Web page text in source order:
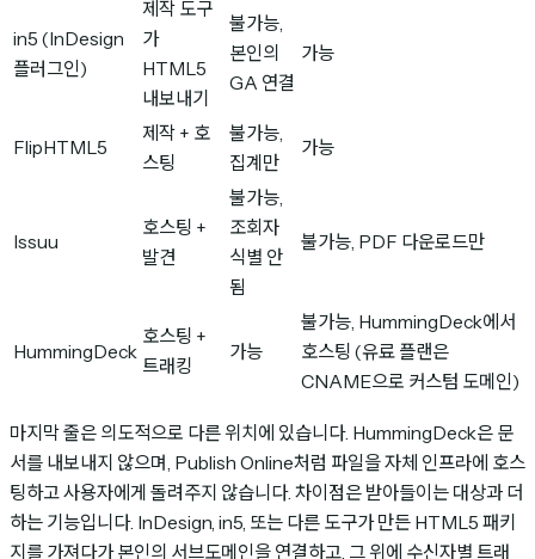
in5 (InDesign
플러그인)
제작 도구
가
HTML5
내보내기
불가능,
본인의
GA 연결
가능
FlipHTML5
제작 + 호
스팅
불가능,
집계만
가능
Issuu
호스팅 +
발견
불가능,
조회자
식별 안
됨
불가능, PDF 다운로드만
HummingDeck
호스팅 +
트래킹
가능
불가능, HummingDeck에서
호스팅 (유료 플랜은
CNAME으로 커스텀 도메인)
마지막 줄은 의도적으로 다른 위치에 있습니다. HummingDeck은 문
서를 내보내지 않으며, Publish Online처럼 파일을 자체 인프라에 호스
팅하고 사용자에게 돌려주지 않습니다. 차이점은 받아들이는 대상과 더
하는 기능입니다. InDesign, in5, 또는 다른 도구가 만든 HTML5 패키
지를 가져다가 본인의 서브도메인을 연결하고, 그 위에 수신자별 트래